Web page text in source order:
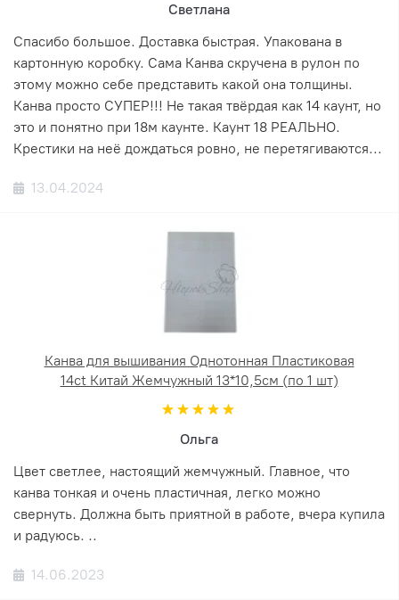
Светлана
Спасибо большое. Доставка быстрая. Упакована в
картонную коробку. Сама Канва скручена в рулон по
этому можно себе представить какой она толщины.
Канва просто СУПЕР!!! Не такая твёрдая как 14 каунт, но
это и понятно при 18м каунте. Каунт 18 РЕАЛЬНО.
Крестики на неё дождаться ровно, не перетягиваются...
13.04.2024
Канва для вышивания Однотонная Пластиковая
14ct Китай Жемчужный 13*10,5см (по 1 шт)
Ольга
Цвет светлее, настоящий жемчужный. Главное, что
канва тонкая и очень пластичная, легко можно
свернуть. Должна быть приятной в работе, вчера купила
и радуюсь. ..
14.06.2023